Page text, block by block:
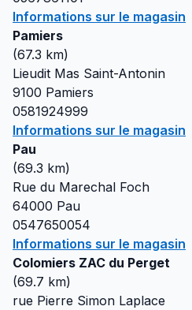
Informations sur le magasin
Pamiers
(67.3 km)
Lieudit Mas Saint-Antonin
9100 Pamiers
0581924999
Informations sur le magasin
Pau
(69.3 km)
Rue du Marechal Foch
64000 Pau
0547650054
Informations sur le magasin
Colomiers ZAC du Perget
(69.7 km)
rue Pierre Simon Laplace